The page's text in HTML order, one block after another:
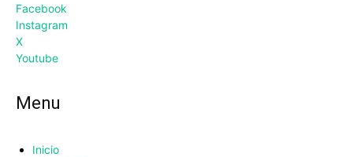
Facebook
Instagram
X
Youtube
Menu
Inicio